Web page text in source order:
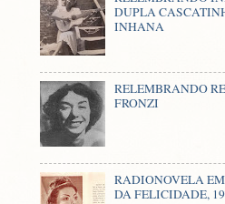
DUPLA
INHANA
RELEMBRANDO
FRONZI
RADIONOVELA
DA FELICIDADE,